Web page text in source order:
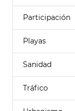
Participación
Playas
Sanidad
Tráfico